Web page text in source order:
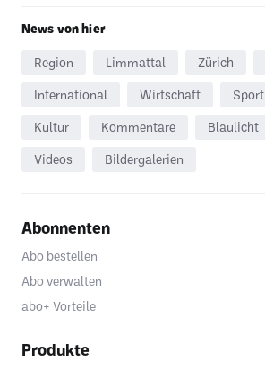
News von hier
Region Limmattal Zürich
International Wirtschaft Sport
Kultur Kommentare Blaulicht
Videos Bildergalerien
Abonnenten
Abo bestellen
Abo verwalten
abo+ Vorteile
Produkte